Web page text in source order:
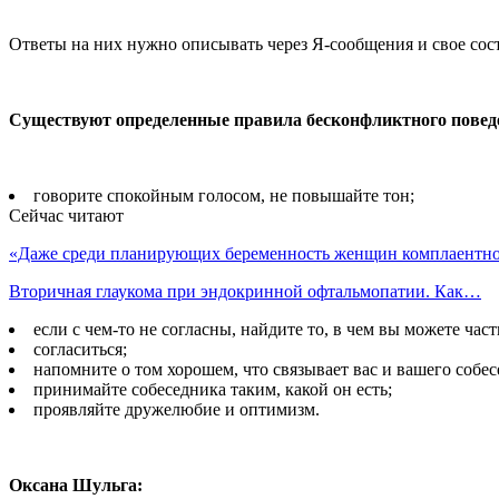
Ответы на них нужно описывать через Я-сообщения и свое
Существуют определенные правила бесконфликтного
говорите спокойным голосом, не повышайте тон;
Сейчас читают
«Даже среди планирующих беременность женщин
Вторичная глаукома при эндокринной офтальмопатии. Как…
если с чем-то не согласны, найдите то, в чем вы можете
согласиться;
напомните о том хорошем, что связывает вас и вашего
принимайте собеседника таким, какой он есть;
проявляйте дружелюбие и оптимизм.
Оксана Шульга: